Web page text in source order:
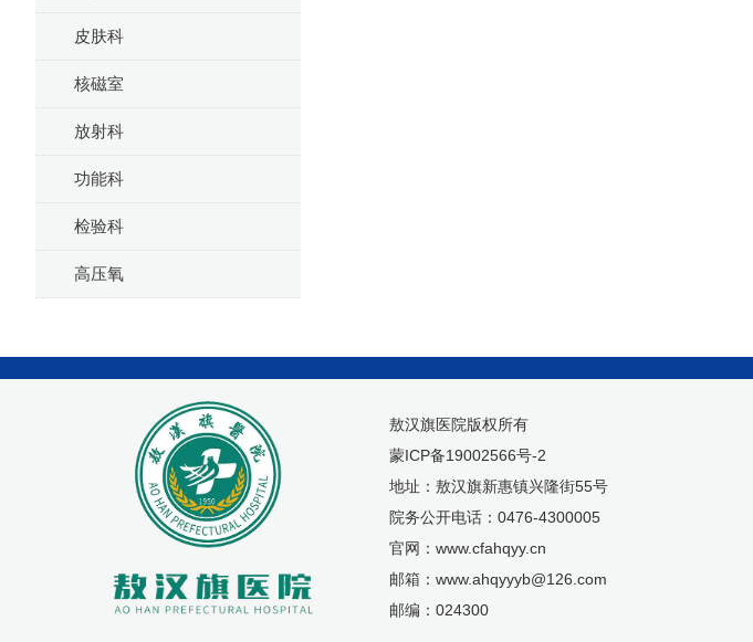
皮肤科
核磁室
放射科
功能科
检验科
高压氧
敖汉旗医院版权所有
蒙ICP备19002566号-2
地址：敖汉旗新惠镇兴隆街55号
院务公开电话：0476-4300005
官网：www.cfahqyy.cn
邮箱：www.ahqyyyb@126.com
邮编：024300